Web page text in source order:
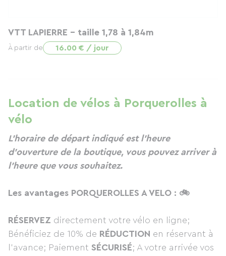
VTT LAPIERRE - taille 1,78 à 1,84m
À partir de 16.00 € / jour
Location de vélos à Porquerolles à
vélo
L'horaire de départ indiqué est l'heure
d'ouverture de la boutique, vous pouvez arriver à
l'heure que vous souhaitez.
Les avantages PORQUEROLLES A VELO : 🚲
RÉSERVEZ directement votre vélo en ligne;
Bénéficiez de 10% de RÉDUCTION en réservant à
l'avance; Paiement SÉCURISÉ; A votre arrivée vos